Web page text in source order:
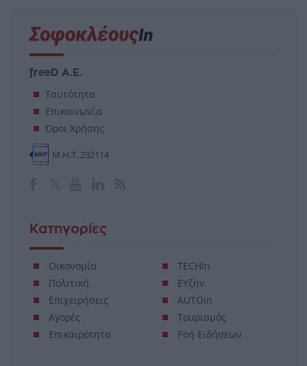
freeD Α.Ε.
Ταυτότητα
Επικοινωνία
Όροι Χρήσης
Μ.Η.Τ. 232114
Κατηγορίες
Οικονομία
Πολιτική
Επιχειρήσεις
Αγορές
Επικαιρότητα
TECHin
ΕΥζην
AUTOin
Τουρισμός
Ροή Ειδήσεων